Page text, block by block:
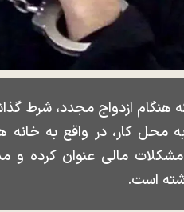
هنگام ازدواج مجدد، شرط
محل کار، در واقع به
مشکلات مالی عنوان
است.